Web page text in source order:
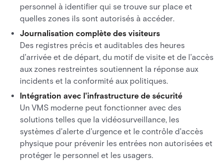
personnel à identifier qui se trouve sur place et
quelles zones ils sont autorisés à accéder.
Journalisation complète des visiteurs
Des registres précis et auditables des heures
d'arrivée et de départ, du motif de visite et de l'accès
aux zones restreintes soutiennent la réponse aux
incidents et la conformité aux politiques.
Intégration avec l'infrastructure de sécurité
Un VMS moderne peut fonctionner avec des
solutions telles que la vidéosurveillance, les
systèmes d'alerte d'urgence et le contrôle d'accès
physique pour prévenir les entrées non autorisées et
protéger le personnel et les usagers.